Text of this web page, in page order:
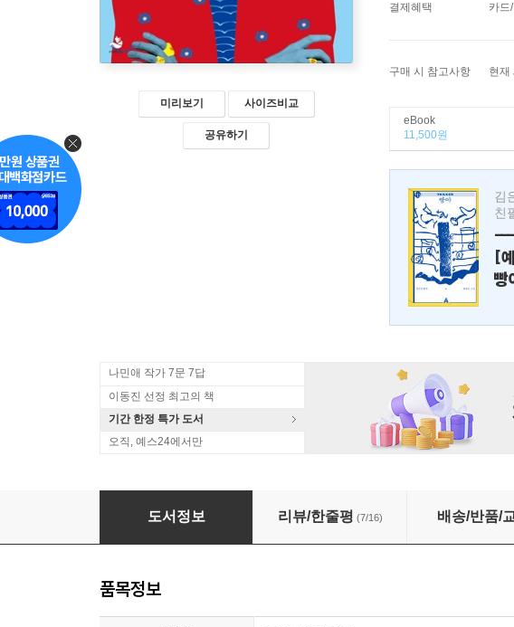
미리보기 사이즈비교
공유하기
결제혜택 카드
구매 시 참고사항 현재
eBook
11,500원
김
친
[
빵
나민애 작가 7문 7답
이동진 선정 최고의 책
기간 한정 특가 도서
오직, 예스24에서만
찬란하게 47년
도서정보 리뷰/한줄평 (7/16) 배송/반품/
품목정보